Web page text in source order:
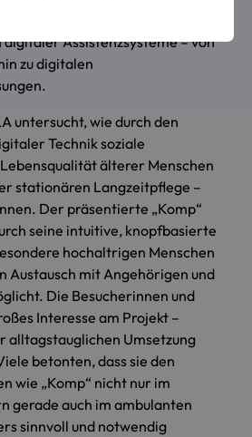
Assistenzsysteme – von
zu digitalen
untersucht, wie durch den
Technik soziale
älterer Menschen
stationären Langzeitpflege –
Der präsentierte „Komp“
seine intuitive, knopfbasierte
hochaltrigen Menschen
Austausch mit Angehörigen und
Die Besucherinnen und
Interesse am Projekt –
alltagstauglichen Umsetzung
betonten, dass sie den
wie „Komp“ nicht nur im
gerade auch im ambulanten
sinnvoll und notwendig